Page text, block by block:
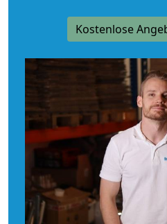
Kostenlose